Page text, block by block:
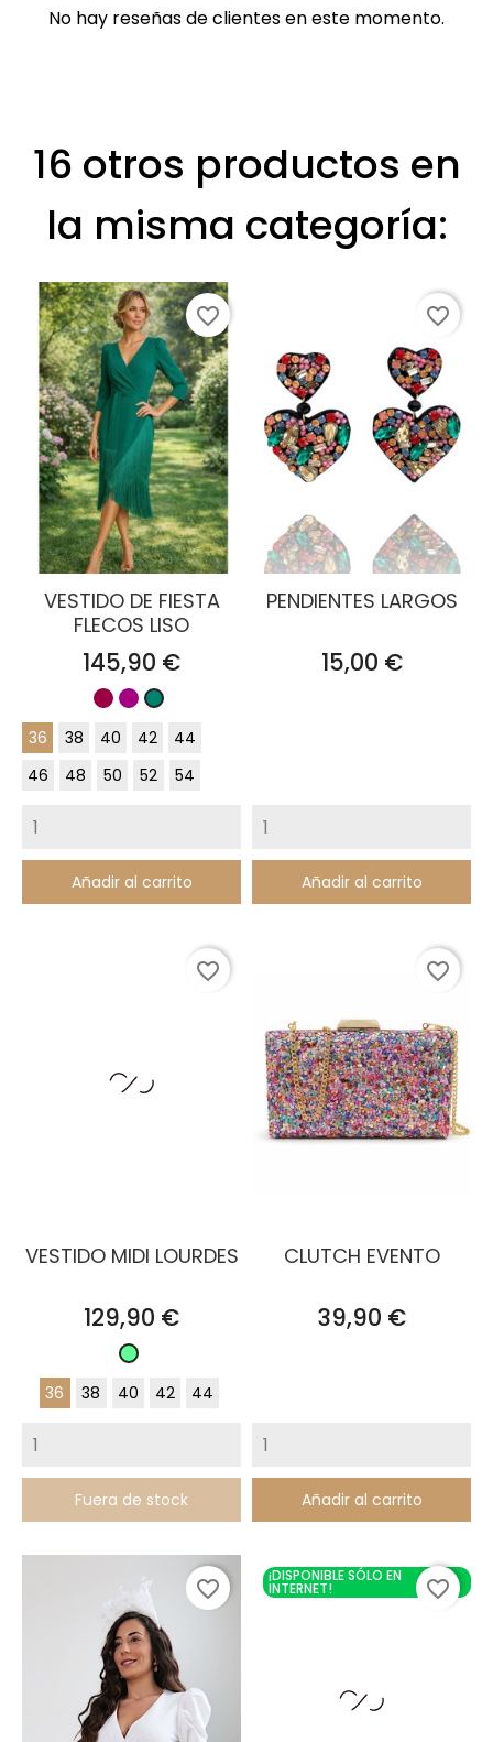
No hay reseñas de clientes en este momento.
16 otros productos en
la misma categoría:
VESTIDO DE FIESTA
FLECOS LISO
Precio
145,90 €
BurdeosBuganvilla
Verde
pato
36 38 40 42
44
46
48 50 52 54
Añadir al carrito
favorite_border
PENDIENTES LARGOS
Precio
15,00 €
Añadir al carrito
favorite_border
VESTIDO MIDI LOURDES
Precio
129,90 €
Verde
Pastel
36 38 40 42 44
Fuera de stock
favorite_border
CLUTCH EVENTO
Precio
39,90 €
Añadir al carrito
favorite_border
favorite_border
¡DISPONIBLE SÓLO EN
INTERNET! favorite_border